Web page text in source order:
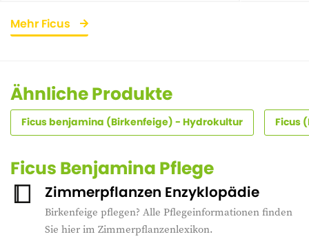
Mehr Ficus
Ähnliche Produkte
Ficus benjamina (Birkenfeige) - Hydrokultur Ficus
Ficus Benjamina Pflege
Zimmerpflanzen Enzyklopädie
Birkenfeige pflegen? Alle Pflegeinformationen finden
Sie hier im Zimmerpflanzenlexikon.